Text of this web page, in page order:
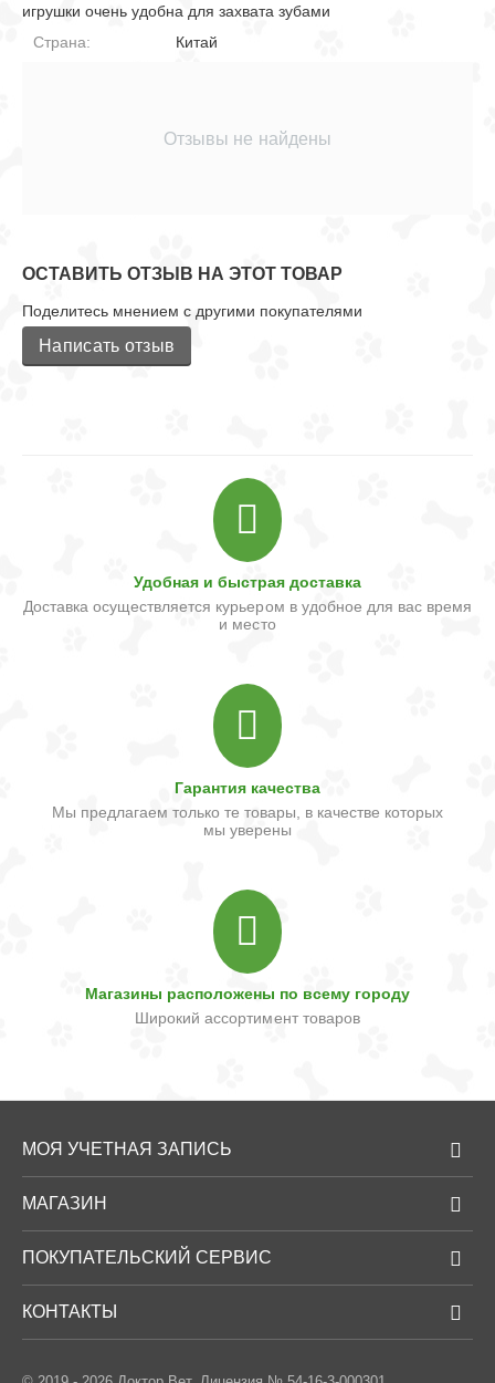
игрушки очень удобна для захвата зубами
Страна:
Китай
Отзывы не найдены
ОСТАВИТЬ ОТЗЫВ НА ЭТОТ ТОВАР
Поделитесь мнением с другими покупателями
Написать отзыв
Удобная и быстрая доставка
Доставка осуществляется курьером в удобное для вас время
и место
Гарантия качества
Мы предлагаем только те товары, в качестве которых
мы уверены
Магазины расположены по всему городу
Широкий ассортимент товаров
МОЯ УЧЕТНАЯ ЗАПИСЬ
МАГАЗИН
ПОКУПАТЕЛЬСКИЙ СЕРВИС
КОНТАКТЫ